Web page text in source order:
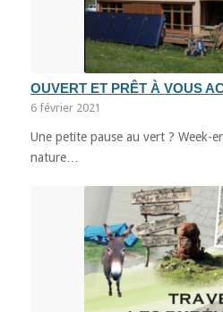
OUVERT ET PRÊT À VOUS
6 février 2021
Une petite pause au vert ? Week-
nature…